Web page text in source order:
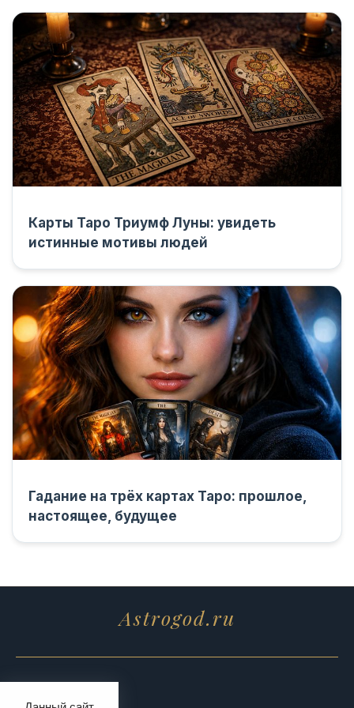
Карты Таро Триумф Луны: увидеть
истинные мотивы людей
Гадание на трёх картах Таро: прошлое,
настоящее, будущее
Astrogod.ru